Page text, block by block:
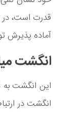
قدرت است،
آماده پذیرش
انگشت
این انگشت
انگشت در